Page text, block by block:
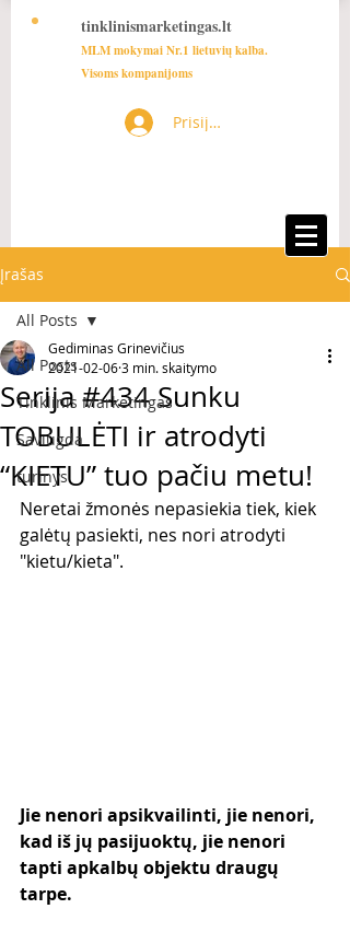
tinklinismarketingas.lt
MLM mokymai Nr.1 lietuvių kalba.
Visoms kompanijoms
Prisijungti
Įrašas
All Posts
Tinklinis Marketingas
Saviugda
turinys
All Posts
Serija #434 Sunku
TOBULĖTI ir atrodyti
“KIETU” tuo pačiu metu!
Gediminas Grinevičius
2021-02-063 min. skaitymo
Neretai žmonės nepasiekia tiek, kiek
galėtų pasiekti, nes nori atrodyti
"kietu/kieta".
Jie nenori apsikvailinti, jie nenori,
kad iš jų pasijuoktų, jie nenori
tapti apkalbų objektu draugų
tarpe.